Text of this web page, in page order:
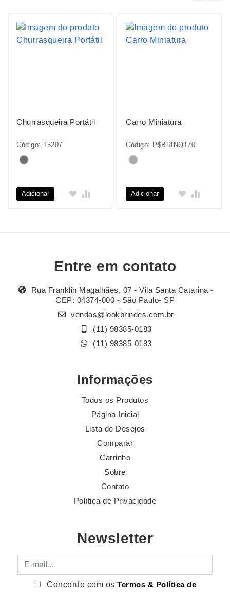
Churrasqueira Portátil
Código: 15207
Adicionar
Carro Miniatura
Código: P$BRINQ170
Adicionar
Entre em contato
Rua Franklin Magalhães, 07 - Vila Santa Catarina -
CEP: 04374-000 - São Paulo- SP
vendas@lookbrindes.com.br
(11) 98385-0183
(11) 98385-0183
Informações
Todos os Produtos
Página Inicial
Lista de Desejos
Comparar
Carrinho
Sobre
Contato
Política de Privacidade
Newsletter
E-mail
Concordo com osTermos & Política de